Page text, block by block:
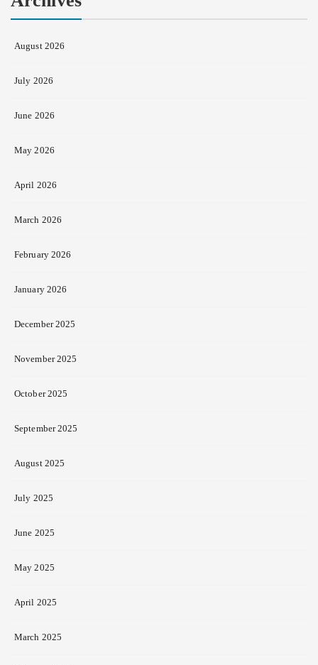
August 2026
July 2026
June 2026
May 2026
April 2026
March 2026
February 2026
January 2026
December 2025
November 2025
October 2025
September 2025
August 2025
July 2025
June 2025
May 2025
April 2025
March 2025